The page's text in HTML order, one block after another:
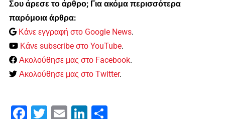
Σου άρεσε το άρθρο; Για ακόμα περισσότερα
παρόμοια άρθρα:
Κάνε εγγραφή στο Google News.
Κάνε subscribe στο YouTube.
Ακολούθησε μας στο Facebook.
Ακολούθησε μας στο Twitter.
Facebook
Twitter Email LinkedIn